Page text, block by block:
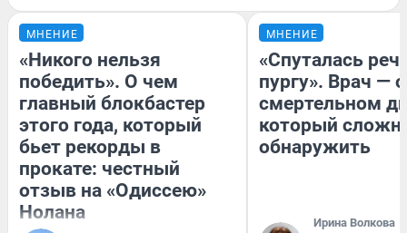
МНЕНИЕ
«Никого нельзя
победить». О чем
главный блокбастер
этого года, который
бьет рекорды в
прокате: честный
отзыв на «Одиссею»
Нолана
МНЕНИЕ
«Спуталась
пургу». Врач — о
смертельном
который
обнаружить
Ирина Волкова